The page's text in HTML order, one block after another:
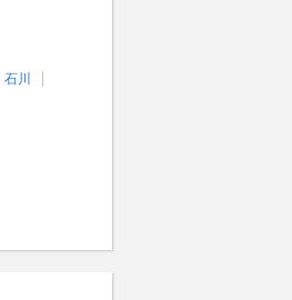
石川